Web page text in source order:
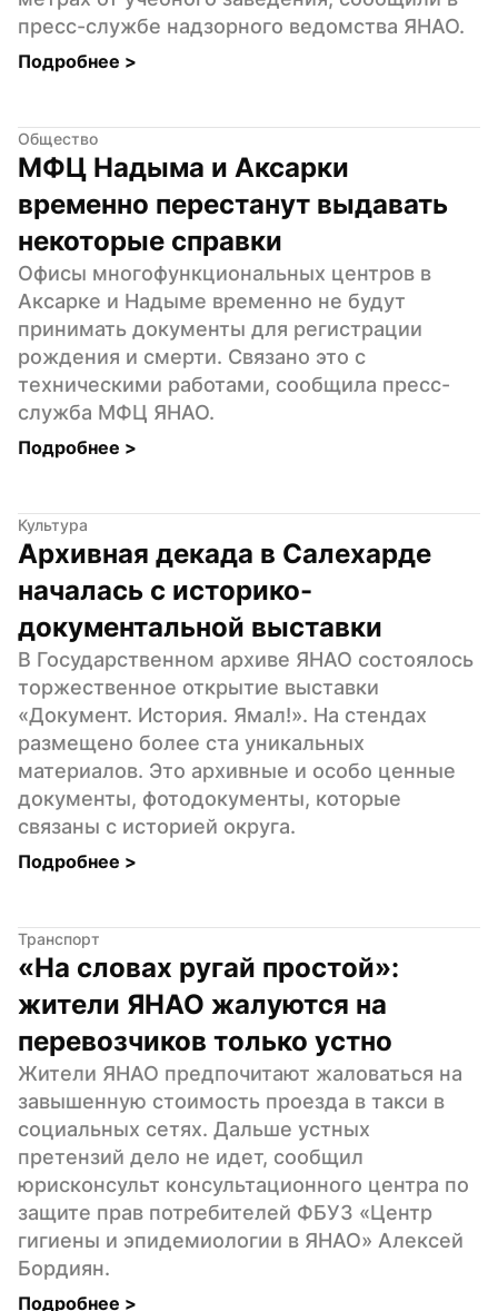
пресс-службе надзорного ведомства ЯНАО.
Подробнее >
Общество
МФЦ Надыма и Аксарки
временно перестанут выдавать
некоторые справки
Офисы многофункциональных центров в
Аксарке и Надыме временно не будут
принимать документы для регистрации
рождения и смерти. Связано это с
техническими работами, сообщила пресс-
служба МФЦ ЯНАО.
Подробнее >
Культура
Архивная декада в Салехарде
началась с историко-
документальной выставки
В Государственном архиве ЯНАО состоялось
торжественное открытие выставки
«Документ. История. Ямал!». На стендах
размещено более ста уникальных
материалов. Это архивные и особо ценные
документы, фотодокументы, которые
связаны с историей округа.
Подробнее >
Транспорт
«На словах ругай простой»:
жители ЯНАО жалуются на
перевозчиков только устно
Жители ЯНАО предпочитают жаловаться на
завышенную стоимость проезда в такси в
социальных сетях. Дальше устных
претензий дело не идет, сообщил
юрисконсульт консультационного центра по
защите прав потребителей ФБУЗ «Центр
гигиены и эпидемиологии в ЯНАО» Алексей
Бордиян.
Подробнее >